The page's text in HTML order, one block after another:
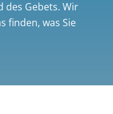
des Gebets. Wir
finden, was Sie